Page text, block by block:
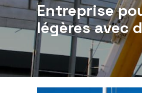
Entreprise
légères avec